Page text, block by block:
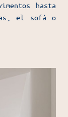
hasta
el sofá o